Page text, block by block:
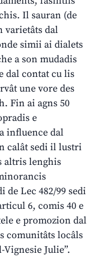
Il sauran (de
varietâts dal
simii ai dialets
a son mudadis
dal contat cu lis
une vore des
Fin ai agns 50
e
influence dal
calât sedi il lustri
altris lenghis
de Lec 482/99 sedi
6, comis 40 e
e promozion dal
comunitâts locâls
Julie”.